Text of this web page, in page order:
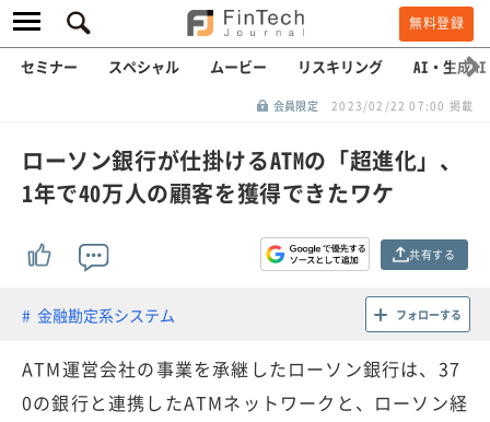
無料登録
セミナー スペシャル ムービー リスキリング AI・生成AI
会員限定 2023/02/22 07:00 掲載
ローソン銀行が仕掛けるATMの「超進化」、
1年で40万人の顧客を獲得できたワケ
共有する
金融勘定系システム フォローする
ATM運営会社の事業を承継したローソン銀行は、37
0の銀行と連携したATMネットワークと、ローソン経